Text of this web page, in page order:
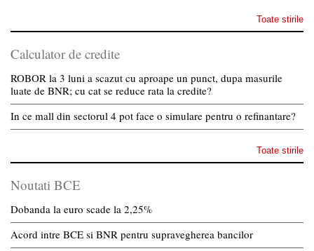
Toate stirile
Calculator de credite
ROBOR la 3 luni a scazut cu aproape un punct, dupa masurile
luate de BNR; cu cat se reduce rata la credite?
In ce mall din sectorul 4 pot face o simulare pentru o refinantare?
Toate stirile
Noutati BCE
Dobanda la euro scade la 2,25%
Acord intre BCE si BNR pentru supravegherea bancilor